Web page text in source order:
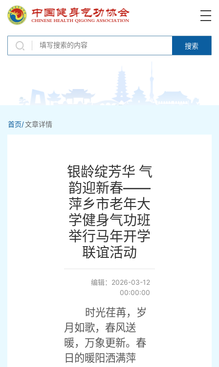
搜索
首页/文章详情
银龄绽芳华 气
韵迎新春——
萍乡市老年大
学健身气功班
举行马年开学
联谊活动
编辑：2026-03-12
00:00:00
时光荏苒，岁
月如歌， 春风送
暖，万象更新。春
日的暖阳洒满萍